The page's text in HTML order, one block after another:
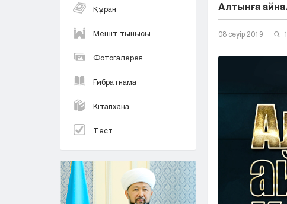
Құран
Мешіт тынысы
Фотогалерея
Ғибратнама
Кітапхана
Тест
Алтынға
08 сәуір 2019